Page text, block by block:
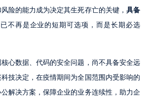
险的能力成为决定其生死存亡的关键， 具备
已不再是企业的短期可选项，而是长期必选
心数据、代码的安全问题，尚不具备安全远
技决定，在疫情期间为全国范围内受影响的
解决方案，保障企业的业务连续性，助力企